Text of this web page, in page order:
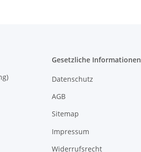
Gesetzliche Informationen
Datenschutz
AGB
Sitemap
Impressum
Widerrufsrecht